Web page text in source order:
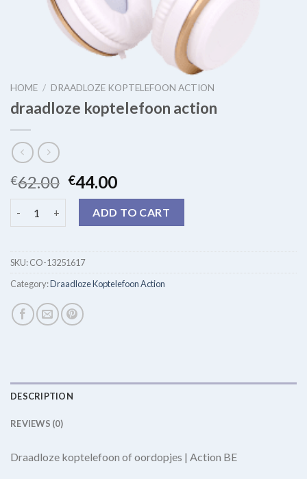
HOME / DRAADLOZE KOPTELEFOON ACTION
draadloze koptelefoon action
€62.00 €44.00
draadloze koptelefoon action quantity
ADD TO CART
SKU:CO-13251617
Category:Draadloze Koptelefoon Action
DESCRIPTION
REVIEWS (0)
Draadloze koptelefoon of oordopjes | Action BE